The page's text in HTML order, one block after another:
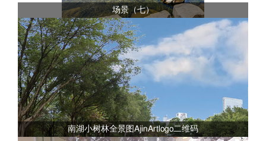
场景（七）
南湖小树林全景图AjinArtlogo二维码